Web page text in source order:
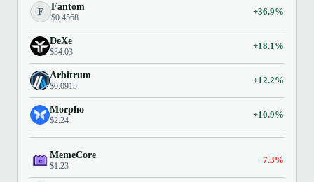
F Fantom
$0.4568
+36.9%
DeXe
$34.03
+18.1%
Arbitrum
$0.0915
+12.2%
Morpho
$2.24
+10.9%
MemeCore
$1.23
−7.3%